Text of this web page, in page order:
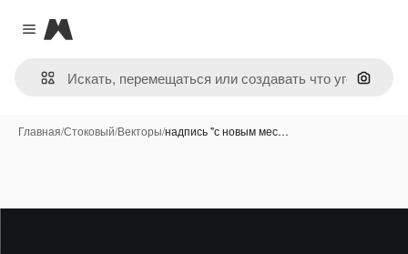
Close menu
Magnific
Поиск
Главная/Стоковый/Векторы/надпись "с новым мес…